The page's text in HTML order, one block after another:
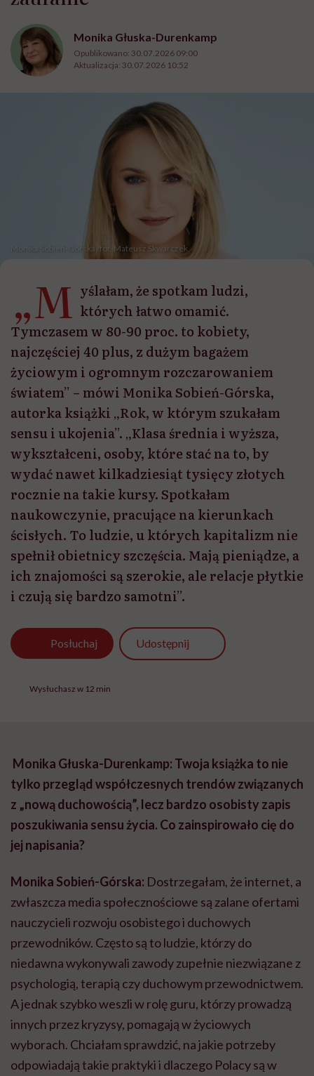
Monika Głuska-Durenkamp
Opublikowano: 30.07.2026 09:00
Aktualizacja: 30.07.2026 10:52
Monika Sobień-Górska /fot. Mateusz Skwarczek
„M yślałam, że spotkam ludzi,
których łatwo omamić.
Tymczasem w 80-90 proc. to kobiety,
najczęściej 40 plus, z dużym bagażem
życiowym i ogromnym rozczarowaniem
światem” – mówi Monika Sobień-Górska,
autorka książki „Rok, w którym szukałam
sensu i ukojenia”. „Klasa średnia i wyższa,
wykształceni, osoby, które stać na to, by
wydać nawet kilkadziesiąt tysięcy złotych
rocznie na takie kursy. Spotkałam
naukowczynie, pracujące na kierunkach
ścisłych. To ludzie, u których kapitalizm nie
spełnił obietnicy szczęścia. Mają pieniądze, a
ich znajomości są szerokie, ale relacje płytkie
i czują się bardzo samotni”.
Posłuchaj Udostępnij
Wysłuchasz w 12 min
Monika Głuska-Durenkamp: Twoja książka to nie
tylko przegląd współczesnych trendów związanych
z „nową duchowością”, lecz bardzo osobisty zapis
poszukiwania sensu życia. Co zainspirowało cię do
jej napisania?
Monika Sobień-Górska: Dostrzegałam, że internet, a
zwłaszcza media społecznościowe są zalane ofertami
nauczycieli rozwoju osobistego i duchowych
przewodników. Często są to ludzie, którzy do
niedawna wykonywali zawody zupełnie niezwiązane z
psychologią, terapią czy duchowym przewodnictwem.
A jednak szybko weszli w rolę guru, którzy prowadzą
innych przez kryzysy, pomagają w życiowych
wyborach. Chciałam sprawdzić, na jakie potrzeby
odpowiadają takie praktyki i dlaczego Polacy są w